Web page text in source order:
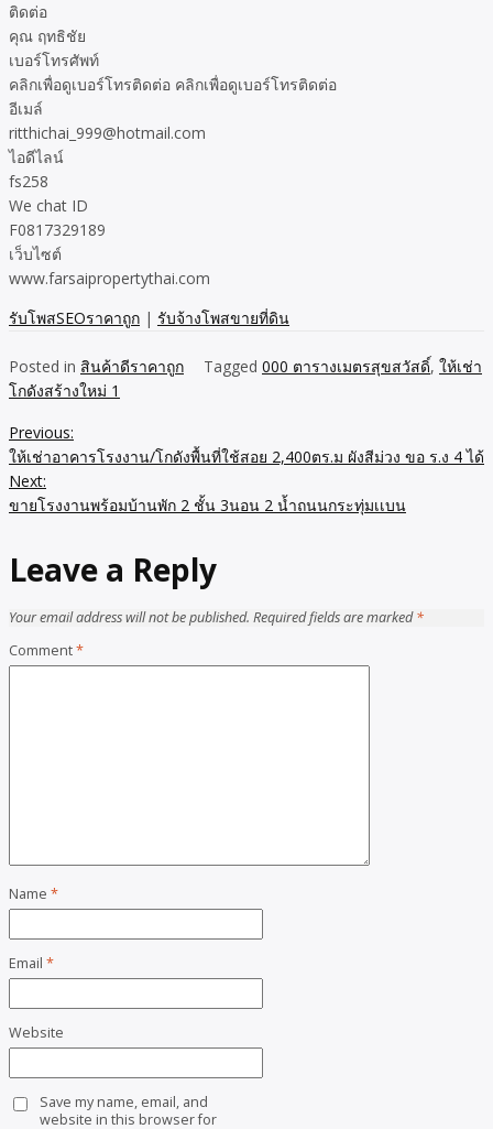
ติดต่อ
คุณ ฤทธิชัย
เบอร์โทรศัพท์
คลิกเพื่อดูเบอร์โทรติดต่อ คลิกเพื่อดูเบอร์โทรติดต่อ
อีเมล์
ritthichai_999@hotmail.com
ไอดีไลน์
fs258
We chat ID
F0817329189
เว็บไซต์
www.farsaipropertythai.com
รับโพสSEOราคาถูก | รับจ้างโพสขายที่ดิน
Posted in สินค้าดีราคาถูก Tagged 000 ตารางเมตรสุขสวัสดิ์, ให้เช่า
โกดังสร้างใหม่ 1
Post
navigation
Previous:
ให้เช่าอาคารโรงงาน/โกดังพื้นที่ใช้สอย 2,400ตร.ม ผังสีม่วง ขอ ร.ง 4 ได้
Next:
ขายโรงงานพร้อมบ้านพัก 2 ชั้น 3นอน 2 น้ำถนนกระทุ่มเเบน
Leave a Reply
Your email address will not be published. Required fields are marked*
Comment*
Name *
Email *
Website
Save my name, email, and
website in this browser for